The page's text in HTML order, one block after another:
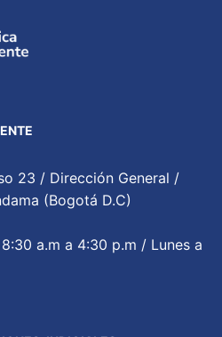
23 / Dirección General /
(Bogotá D.C)
a.m a 4:30 p.m / Lunes a